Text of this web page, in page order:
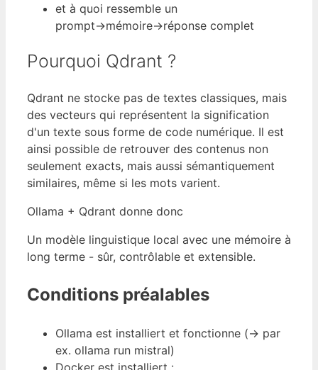
et à quoi ressemble un
prompt→mémoire→réponse complet
Pourquoi Qdrant ?
Qdrant ne stocke pas de textes classiques, mais
des vecteurs qui représentent la signification
d'un texte sous forme de code numérique. Il est
ainsi possible de retrouver des contenus non
seulement exacts, mais aussi sémantiquement
similaires, même si les mots varient.
Ollama + Qdrant donne donc
Un modèle linguistique local avec une mémoire à
long terme - sûr, contrôlable et extensible.
Conditions préalables
Ollama est installiert et fonctionne (→ par
ex. ollama run mistral)